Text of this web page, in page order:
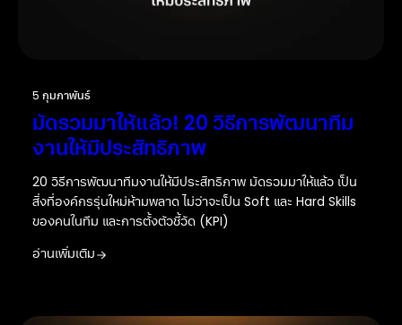
5 กุมภาพันธ์
มัดรวมมาให้แล้ว! 20 วิธีการพัฒนาทีม
งานให้มีประสิทธิภาพ
20 วิธีการพัฒนาทีมงานให้มีประสิทธิภาพ มัดรวมมาให้แล้ว เป็น
สิ่งที่องค์กรรุ่นใหม่ห้ามพลาด ไม่ว่าจะเป็น Soft และ Hard Skills
ของคนในทีม และการตั้งตัวชี้วัด (KPI)
อ่านเพิ่มเติม